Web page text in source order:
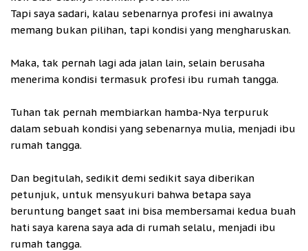
Tapi saya sadari, kalau sebenarnya profesi ini awalnya
memang bukan pilihan, tapi kondisi yang mengharuskan.
Maka, tak pernah lagi ada jalan lain, selain berusaha
menerima kondisi termasuk profesi ibu rumah tangga.
Tuhan tak pernah membiarkan hamba-Nya terpuruk
dalam sebuah kondisi yang sebenarnya mulia, menjadi ibu
rumah tangga.
Dan begitulah, sedikit demi sedikit saya diberikan
petunjuk, untuk mensyukuri bahwa betapa saya
beruntung banget saat ini bisa membersamai kedua buah
hati saya karena saya ada di rumah selalu, menjadi ibu
rumah tangga.